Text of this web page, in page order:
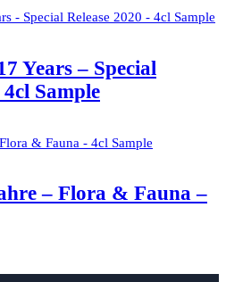
Years – Special
4cl Sample
– Flora & Fauna –